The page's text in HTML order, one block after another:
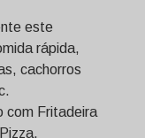
este
rápida,
cachorros
com Fritadeira